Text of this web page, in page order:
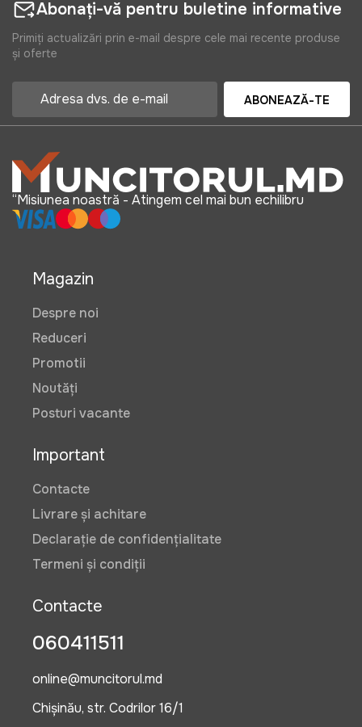
Abonați-vă pentru buletine informative
Primiți actualizări prin e-mail despre cele mai recente produse
și oferte
ABONEAZĂ-TE
“Misiunea noastră - Atingem cel mai bun echilibru
Magazin
Despre noi
Reduceri
Promotii
Noutăți
Posturi vacante
Important
Contacte
Livrare și achitare
Declarație de confidențialitate
Termeni și condiții
Contacte
060411511
online@muncitorul.md
Chișinău, str. Codrilor 16/1